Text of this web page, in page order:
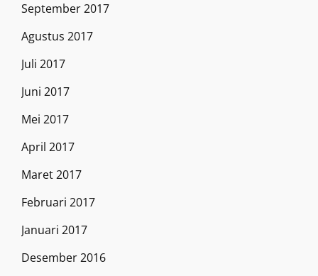
September 2017
Agustus 2017
Juli 2017
Juni 2017
Mei 2017
April 2017
Maret 2017
Februari 2017
Januari 2017
Desember 2016